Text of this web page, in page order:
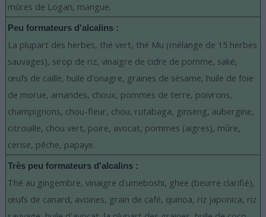
mûres de Logan, mangue.
Peu formateurs d'alcalins :
La plupart des herbes, thé vert, thé Mu (mélange de 15 herbes
sauvages), sirop de riz, vinaigre de cidre de pomme, saké,
œufs de caille, huile d'onagre, graines de sésame, huile de foie
de morue, amandes, choux, pommes de terre, poivrons,
champignons, chou-fleur, chou, rutabaga, ginseng, aubergine,
citrouille, chou vert, poire, avocat, pommes (aigres), mûre,
cerise, pêche, papaye.
Très peu formateurs d'alcalins :
Thé au gingembre, vinaigre d'umeboshi, ghee (beurre clarifié),
œufs de canard, avoines, grain de café, quinoa, riz japonica, riz